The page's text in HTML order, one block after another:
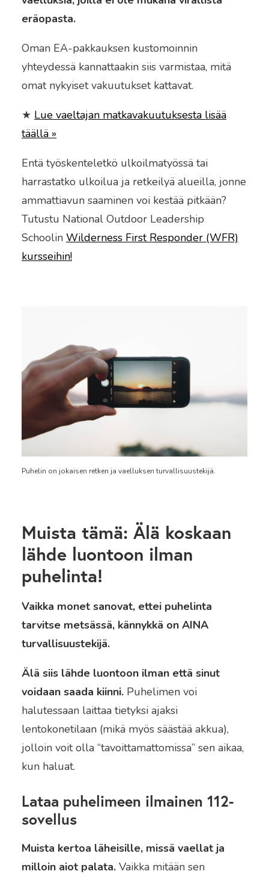
eräopasta.
Oman EA-pakkauksen kustomoinnin
yhteydessä kannattaakin siis varmistaa, mitä
omat nykyiset vakuutukset kattavat.
★ Lue vaeltajan matkavakuutuksesta lisää
täällä »
Entä työskenteletkö ulkoilmatyössä tai
harrastatko ulkoilua ja retkeilyä alueilla, jonne
ammattiavun saaminen voi kestää pitkään?
Tutustu National Outdoor Leadership
Schoolin Wilderness First Responder (WFR)
kursseihin!
Puhelin on jokaisen retken ja vaelluksen turvallisuustekijä.
Muista tämä: Älä koskaan
lähde luontoon ilman
puhelinta!
Vaikka monet sanovat, ettei puhelinta
tarvitse metsässä, kännykkä on AINA
turvallisuustekijä.
Älä siis lähde luontoon ilman että sinut
voidaan saada kiinni. Puhelimen voi
halutessaan laittaa tietyksi ajaksi
lentokonetilaan (mikä myös säästää akkua),
jolloin voit olla “tavoittamattomissa” sen aikaa,
kun haluat.
Lataa puhelimeen ilmainen 112-
sovellus
Muista kertoa läheisille, missä vaellat ja
milloin aiot palata. Vaikka mitään sen